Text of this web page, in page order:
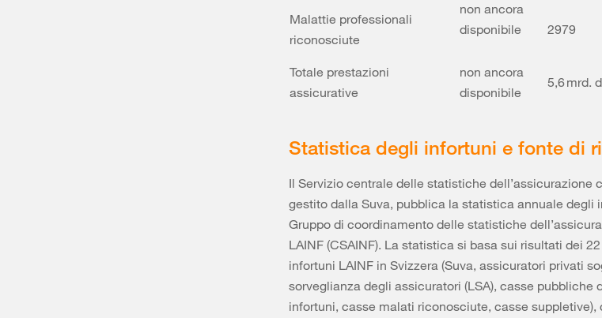
Malattie professionali
riconosciute
non ancora
disponibile
2979
Totale prestazioni
assicurative
non ancora
disponibile
5,6 mrd.
Statistica degli infortuni e fonte di
Il Servizio centrale delle statistiche dell’assicurazione
gestito dalla Suva, pubblica la statistica annuale degli
Gruppo di coordinamento delle statistiche
LAINF (CSAINF). La statistica si basa sui risultati dei
infortuni LAINF in Svizzera (Suva, assicuratori privati
sorveglianza degli assicuratori (LSA), casse pubbliche
infortuni, casse malati riconosciute, casse suppletive),